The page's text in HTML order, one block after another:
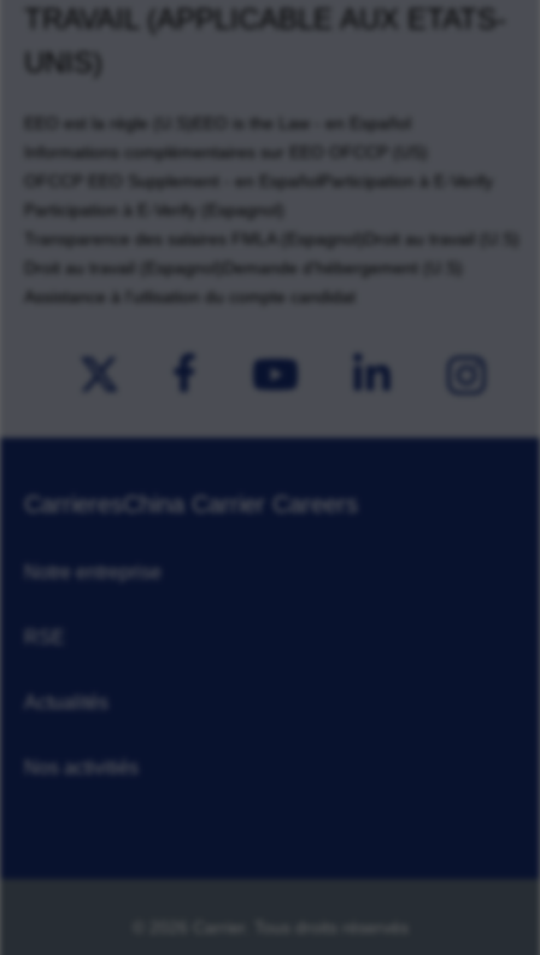
TRAVAIL (APPLICABLE AUX ETATS-
UNIS)
EEO est la règle (U.S)
EEO is the Law - en Español
Informations complémentaires sur EEO OFCCP (US)
OFCCP EEO Supplement - en Español
Participation à E-Verify
Participation à E-Verify (Espagnol)
Transparence des salaires FMLA (Espagnol)
Droit au travail (U.S)
Droit au travail (Espagnol)
Demande d'hébergement (U.S)
Assistance à l'utlisation du compte candidat
CarrieresChina Carrier Careers
Notre entreprise
Actualités
Nos activitiés